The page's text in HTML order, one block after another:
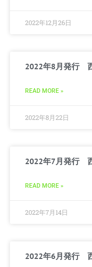
2022年12月26日
2022年8月発行
READ MORE »
2022年8月22日
2022年7月発行
READ MORE »
2022年7月14日
2022年6月発行